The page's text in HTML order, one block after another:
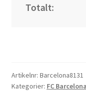
Totalt:
Artikelnr: Barcelona8131
Kategorier: FC Barcelona